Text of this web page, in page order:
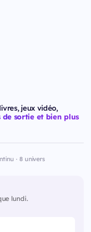
jeux vidéo,
de sortie et bien plus
· 8 univers
lundi.